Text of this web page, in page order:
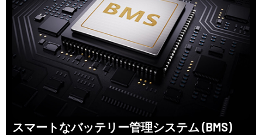
スマートなバッテリー管理システム (BMS)